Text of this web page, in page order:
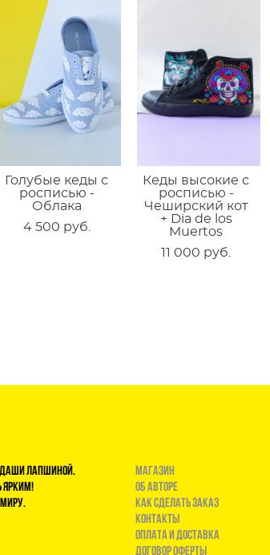
Голубые кеды с
росписью -
Облака
4 500 pуб.
Кеды высокие с
росписью -
Чеширский кот
+ Dia de los
Muertos
11 000 pуб.
Даши Лапшиной.
ярким!
магазин
Об авторе
Как сделать заказ
Контакты
Оплата и доставка
договор оферты